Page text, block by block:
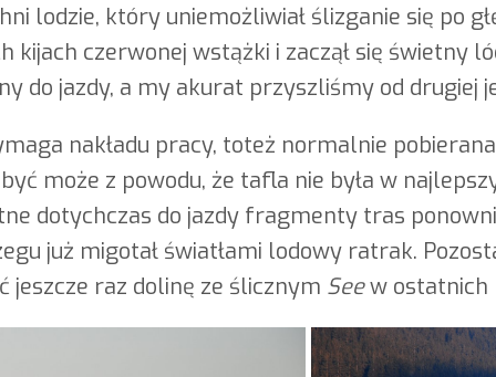
lodzie, który uniemożliwiał ślizganie się po
czerwonej wstążki i zaczął się świetny
do jazdy, a my akurat przyszliśmy od drugiej
nakładu pracy, toteż normalnie
może z powodu, że tafla nie była w
dotychczas do jazdy fragmenty tras
już migotał światłami lodowy ratrak.
jeszcze raz dolinę ze ślicznym Seew ostatnich